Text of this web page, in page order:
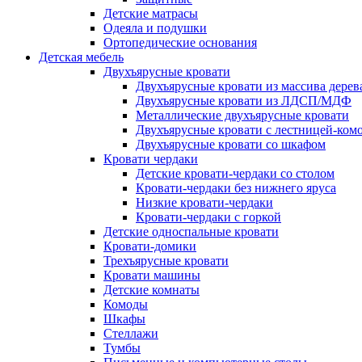
Детские матрасы
Одеяла и подушки
Ортопедические основания
Детская мебель
Двухъярусные кровати
Двухъярусные кровати из массива
Двухъярусные кровати из ЛДСП/МДФ
Металлические двухъярусные кровати
Двухъярусные кровати с лестницей-
Двухъярусные кровати со шкафом
Кровати чердаки
Детские кровати-чердаки со столом
Кровати-чердаки без нижнего яруса
Низкие кровати-чердаки
Кровати-чердаки с горкой
Детские односпальные кровати
Кровати-домики
Трехъярусные кровати
Кровати машины
Детские комнаты
Комоды
Шкафы
Стеллажи
Тумбы